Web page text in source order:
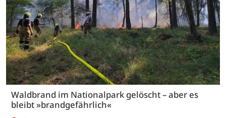
Waldbrand im Nationalpark gelöscht – aber es
bleibt »brandgefährlich«